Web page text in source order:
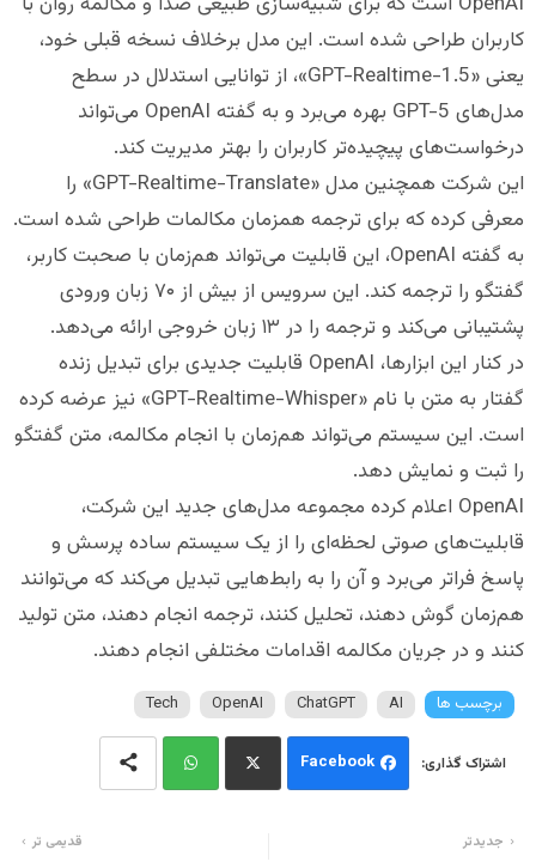
کاربران طراحی شده است. این مدل برخلاف نسخه قبلی خود،
یعنی «GPT-Realtime-1.5»، از توانایی استدلال در سطح
مدل‌های GPT-5 بهره می‌برد و به گفته OpenAI می‌تواند
درخواست‌های پیچیده‌تر کاربران را بهتر مدیریت کند.
این شرکت همچنین مدل «GPT-Realtime-Translate» را
معرفی کرده که برای ترجمه همزمان مکالمات طراحی شده است.
به گفته OpenAI، این قابلیت می‌تواند هم‌زمان با صحبت کاربر،
گفتگو را ترجمه کند. این سرویس از بیش از ۷۰ زبان ورودی
پشتیبانی می‌کند و ترجمه را در ۱۳ زبان خروجی ارائه می‌دهد.
در کنار این ابزارها، OpenAI قابلیت جدیدی برای تبدیل زنده
گفتار به متن با نام «GPT-Realtime-Whisper» نیز عرضه کرده
است. این سیستم می‌تواند هم‌زمان با انجام مکالمه، متن گفتگو
را ثبت و نمایش دهد.
OpenAI اعلام کرده مجموعه مدل‌های جدید این شرکت،
قابلیت‌های صوتی لحظه‌ای را از یک سیستم ساده پرسش و
پاسخ فراتر می‌برد و آن را به رابط‌هایی تبدیل می‌کند که می‌توانند
هم‌زمان گوش دهند، تحلیل کنند، ترجمه انجام دهند، متن تولید
کنند و در جریان مکالمه اقدامات مختلفی انجام دهند.
برچسب ها AI
ChatGPT
OpenAI
Tech
Facebook
جدیدتر قدیمی تر